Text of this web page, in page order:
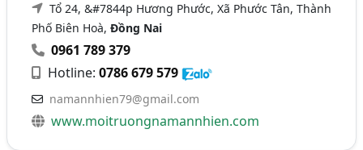
Tổ 24, &#7844p Hương Phước, Xã Phước Tân, Thành
Phố Biên Hoà,Đồng Nai
0961 789 379
Hotline:0786 679 579
namannhien79@gmail.com
www.moitruongnamannhien.com